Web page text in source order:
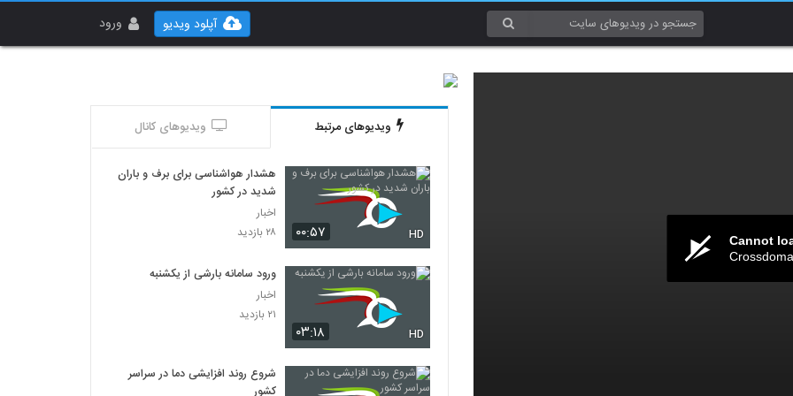
ورود آپلود ویدیو
Cannot
ویدیوهای مرتبط ویدیوهای کانال
۰۰:۵۷ HD
هشدار هواشناسی برای برف و باران
شدید در کشور
اخبار
۲۸ بازدید
۰۳:۱۸ HD
ورود سامانه بارشی از یکشنبه
اخبار
۲۱ بازدید
شروع روند افزایشی دما در سراسر
کشور